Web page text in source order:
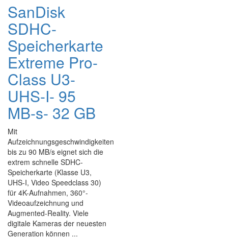
SanDisk
SDHC-
Speicherkarte
Extreme Pro-
Class U3-
UHS-I- 95
MB-s- 32 GB
Mit
Aufzeichnungsgeschwindigkeiten
bis zu 90 MB/s eignet sich die
extrem schnelle SDHC-
Speicherkarte (Klasse U3,
UHS-I, Video Speedclass 30)
für 4K-Aufnahmen, 360°-
Videoaufzeichnung und
Augmented-Reality. Viele
digitale Kameras der neuesten
Generation können ...